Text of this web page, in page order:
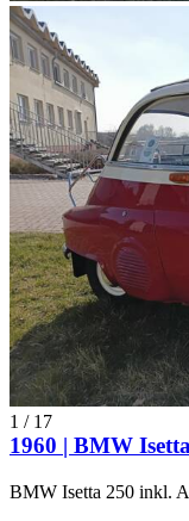
1 / 17
1960 | BMW
BMW Isetta 250 inkl.